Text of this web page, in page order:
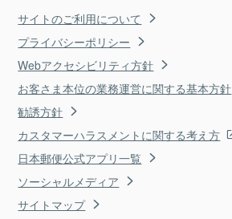
サイトのご利用について
プライバシーポリシー
Webアクセシビリティ方針
お客さま本位の業務運営に関する基本方針
勧誘方針
カスタマーハラスメントに関する考え方
日本郵便公式アプリ一覧
ソーシャルメディア
サイトマップ